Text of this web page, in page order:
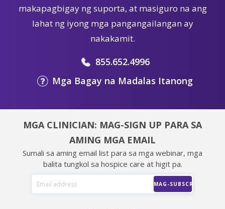
makapagbigay ng suporta, at masiguro na ang
lahat ng iyong mga pangangailangan ay
nakakamit.
855.652.4996
Mga Bagay na Madalas Itanong
MGA CLINICIAN: MAG-SIGN UP PARA SA
AMING MGA EMAIL
Sumali sa aming email list para sa mga webinar, mga
balita tungkol sa hospice care at higit pa.